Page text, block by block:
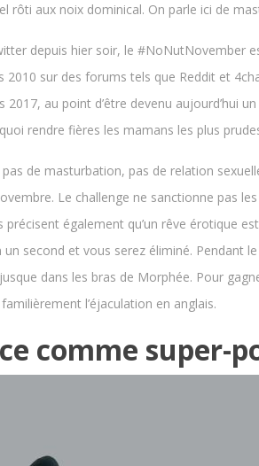
rôti aux noix dominical. On parle ici de
depuis hier soir, le #NoNutNovember
2010 sur des forums tels que Reddit et
2017, au point d’être devenu aujourd’hui
rendre fières les mamans les plus
de masturbation, pas de relation
Le challenge ne sanctionne pas
précisent également qu’un rêve érotique
second et vous serez éliminé. Pendant
dans les bras de Morphée. Pour
l’éjaculation en anglais.
comme super-